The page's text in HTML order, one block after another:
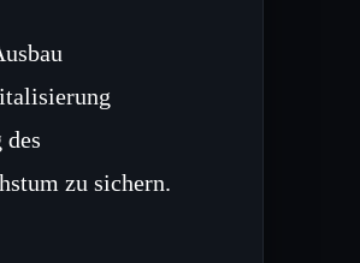
zu sichern.